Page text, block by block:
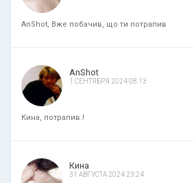
AnShot, Вже побачив, що ти потрапив
AnShot
1 СЕНТЯБРЯ 2024 08:13
Кина, потрапив.!
Кина
31 АВГУСТА 2024 23:24